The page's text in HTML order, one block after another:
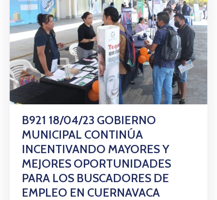
B921 18/04/23 GOBIERNO
MUNICIPAL CONTINÚA
INCENTIVANDO MAYORES Y
MEJORES OPORTUNIDADES
PARA LOS BUSCADORES DE
EMPLEO EN CUERNAVACA